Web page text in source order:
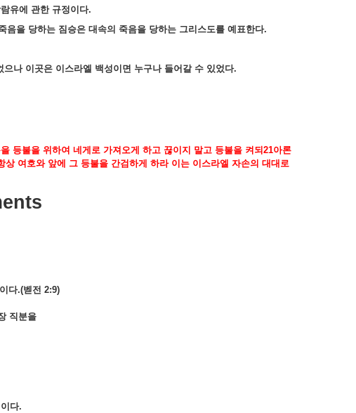
유에 관한 규정이다.
음을 당하는 짐승은 대속의 죽음을 당하는 그리스도를 예표한다.
으나 이곳은 이스라엘 백성이면 누구나 들어갈 수 있었다.
등불을 위하여 네게로 가져오게 하고 끊이지 말고 등불을 켜되 21아론
상 여호와 앞에 그 등불을 간검하게 하라 이는 이스라엘 자손의 대대로
다.(벧전 2:9)
직분을
다.